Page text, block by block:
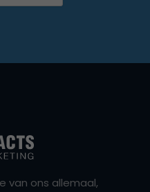
van ons allemaal,